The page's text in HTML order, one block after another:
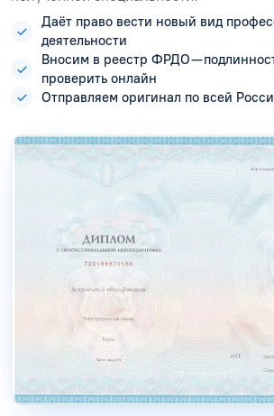
Даёт право вести новый вид
деятельности
Вносим в реестр ФРДО —
проверить онлайн
Отправляем оригинал по всей